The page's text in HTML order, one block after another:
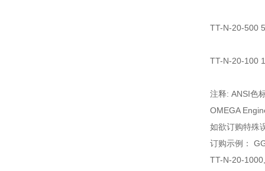
TT-N-20-500
TT-N-20-100
注释: ANSI色
OMEGA
如欲订购特殊
订购示例：
TT-N-20-